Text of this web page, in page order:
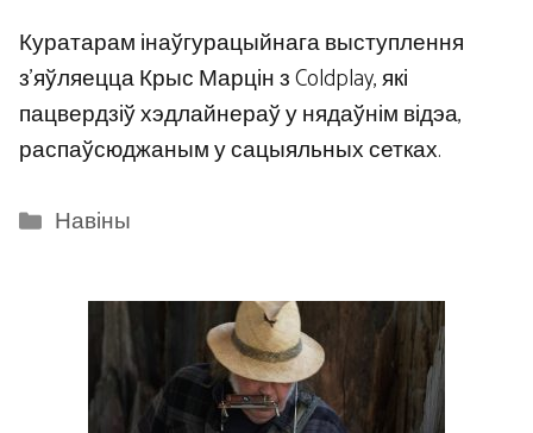
Куратарам інаўгурацыйнага выступлення
з’яўляецца Крыс Марцін з Coldplay, які
пацвердзіў хэдлайнераў у нядаўнім відэа,
распаўсюджаным у сацыяльных сетках.
Categories
Навіны